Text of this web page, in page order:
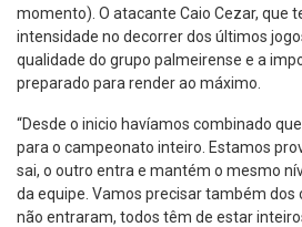
momento). O atacante Caio Cezar, que
intensidade no decorrer dos últimos
qualidade do grupo palmeirense e a
preparado para render ao máximo.
“Desde o inicio havíamos combinado
para o campeonato inteiro. Estamos
sai, o outro entra e mantém o mesmo
da equipe. Vamos precisar também dos
não entraram, todos têm de estar